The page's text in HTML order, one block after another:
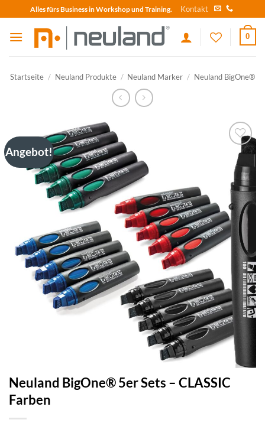
to
content
Alles fürs Business in Workshop und Training. Kontakt
0
Startseite / Neuland Produkte / Neuland Marker / Neuland BigOne®
Angebot!
zum
Merkzettel
hinzufügen
Neuland BigOne® 5er Sets – CLASSIC
Farben